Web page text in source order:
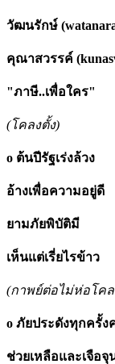
วัฒนรักษ์ (
คุณาสวรรค์ (
"ภาษี..เพื่อใคร"
(โคลงตั้ง)
o ต้นปีรัฐเร่ง
อ้างเพื่อความ
ยามภัยพิบั
เห็นแต่เรี่ยไรข้
(กาพย์ต่อไม่ห่อโคล
o ภัยประดังทุกค
ช่วยเหลือและเ